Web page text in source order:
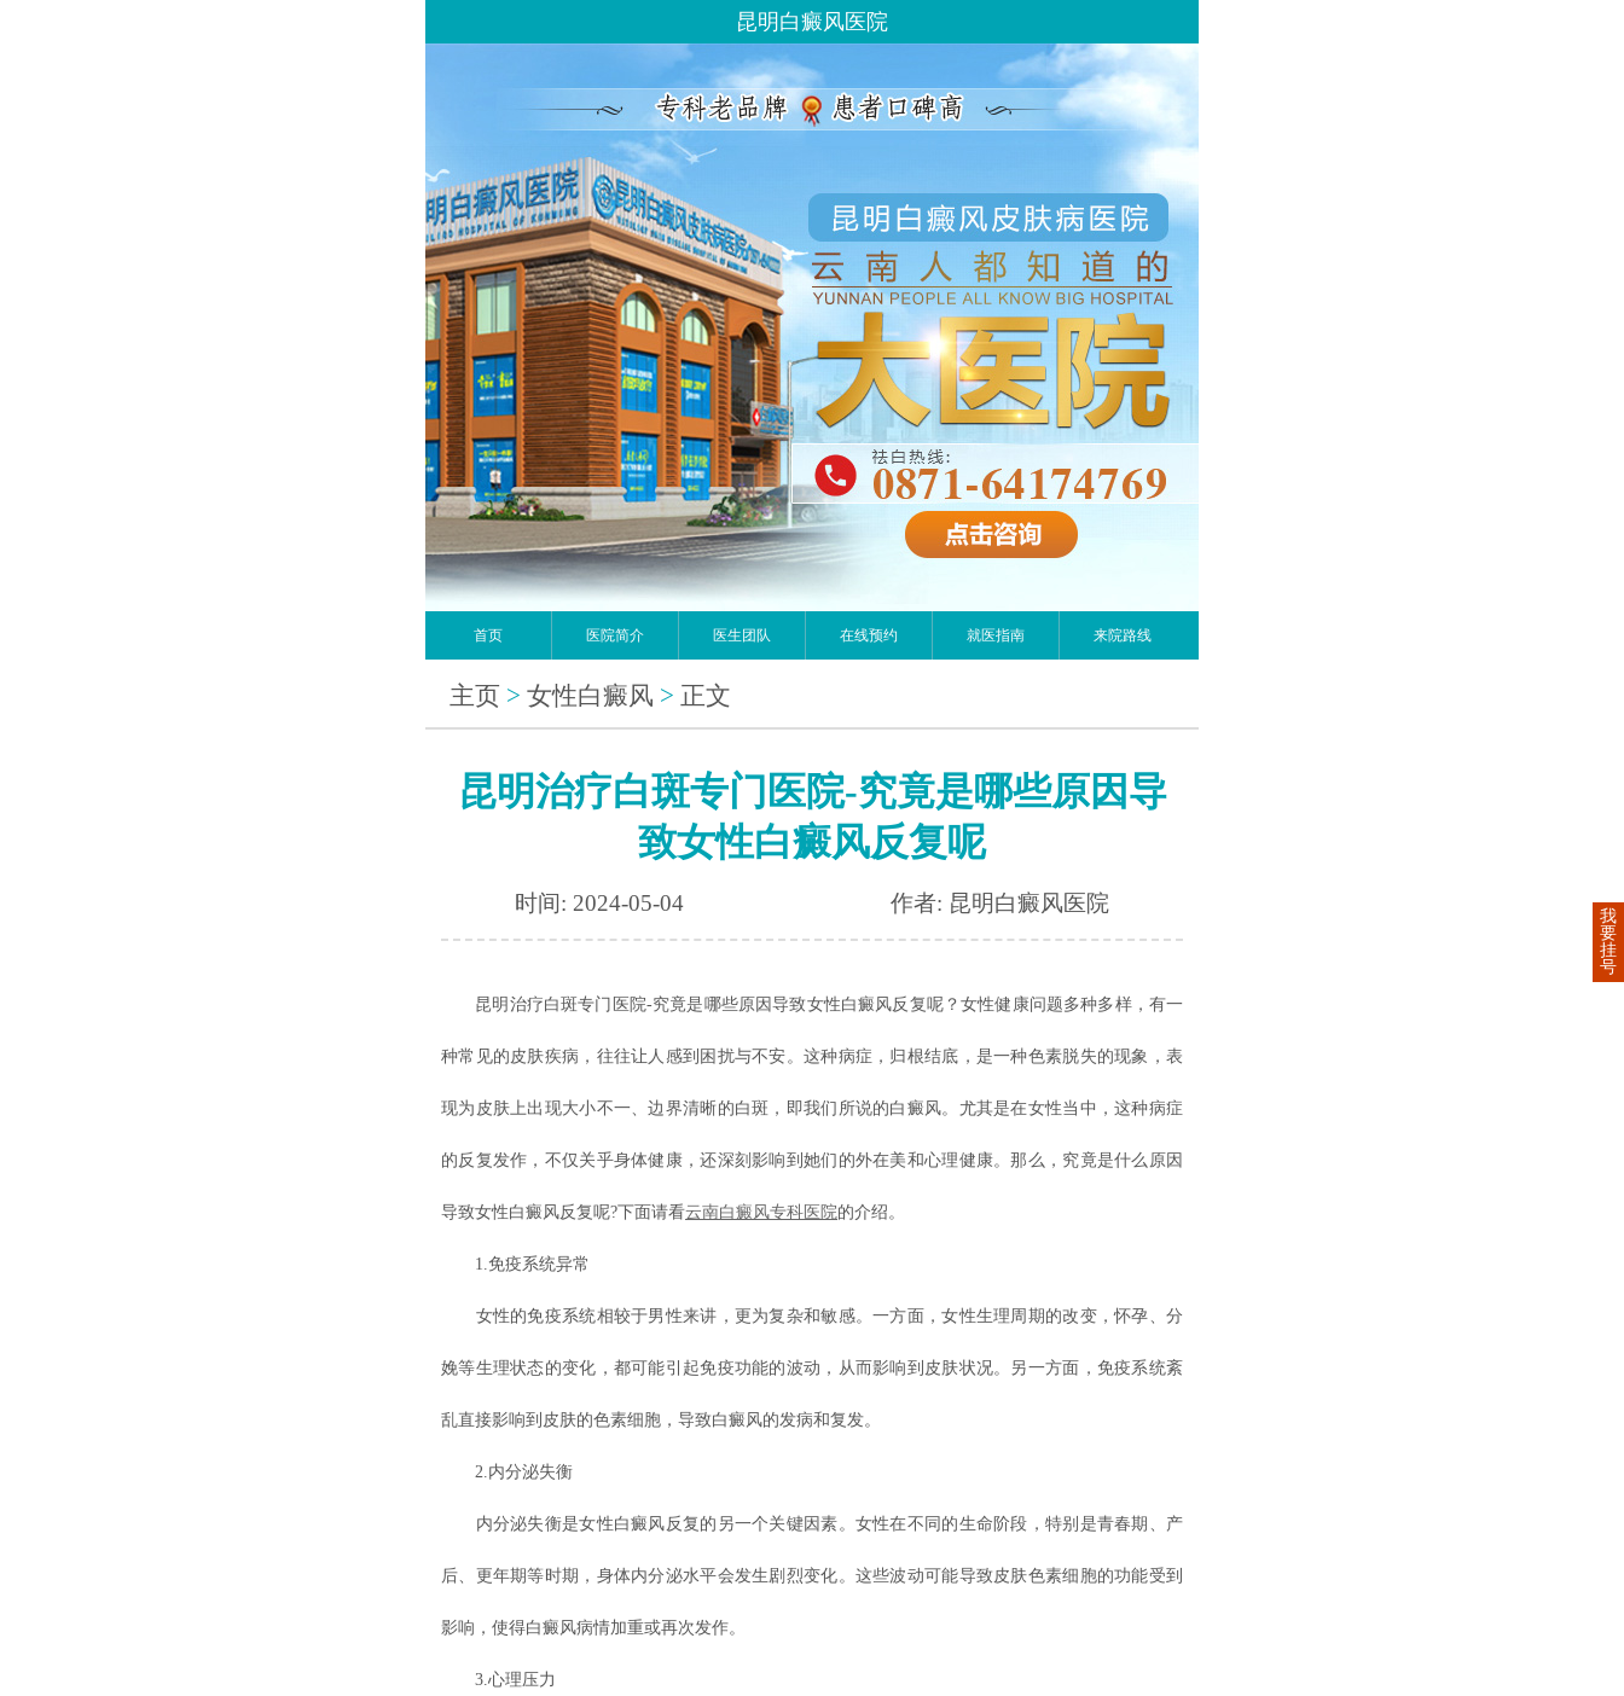
昆明白癜风医院
首页 医院简介 医生团队 在线预约 就医指南 来院路线
主页 > 女性白癜风 > 正文
昆明治疗白斑专门医院-究竟是哪些原因导
致女性白癜风反复呢
时间: 2024-05-04 作者: 昆明白癜风医院
昆明治疗白斑专门医院-究竟是哪些原因导致女性白癜风反复呢？女性健康问题多种多样，有一
种常见的皮肤疾病，往往让人感到困扰与不安。这种病症，归根结底，是一种色素脱失的现象，表
现为皮肤上出现大小不一、边界清晰的白斑，即我们所说的白癜风。尤其是在女性当中，这种病症
的反复发作，不仅关乎身体健康，还深刻影响到她们的外在美和心理健康。那么，究竟是什么原因
导致女性白癜风反复呢?下面请看云南白癜风专科医院的介绍。
1.免疫系统异常
女性的免疫系统相较于男性来讲，更为复杂和敏感。一方面，女性生理周期的改变，怀孕、分
娩等生理状态的变化，都可能引起免疫功能的波动，从而影响到皮肤状况。另一方面，免疫系统紊
乱直接影响到皮肤的色素细胞，导致白癜风的发病和复发。
2.内分泌失衡
内分泌失衡是女性白癜风反复的另一个关键因素。女性在不同的生命阶段，特别是青春期、产
后、更年期等时期，身体内分泌水平会发生剧烈变化。这些波动可能导致皮肤色素细胞的功能受到
影响，使得白癜风病情加重或再次发作。
3.心理压力
我
要
挂
号